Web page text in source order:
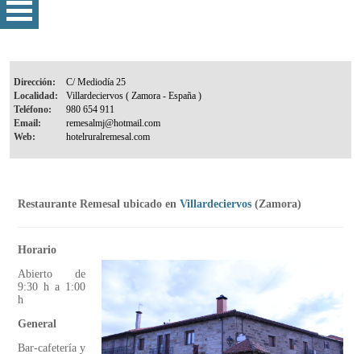
Dirección:
Localidad:
Teléfono:
Email:
Web:
Restaurante Remesal ubicado en Villardeciervos (Zamora)
Horario
Abierto de
9:30 h a 1:00
h
General
Bar-cafetería y